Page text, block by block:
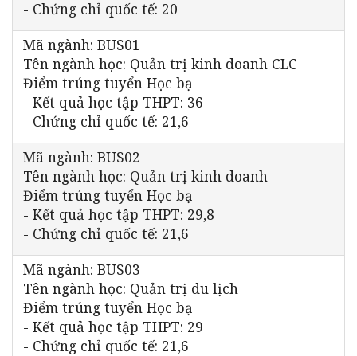
- Chứng chỉ quốc tế: 20
Mã ngành: BUS01
Tên ngành học: Quản trị kinh doanh CLC
Điểm trúng tuyển Học bạ
- Kết quả học tập THPT: 36
- Chứng chỉ quốc tế: 21,6
Mã ngành: BUS02
Tên ngành học: Quản trị kinh doanh
Điểm trúng tuyển Học bạ
- Kết quả học tập THPT: 29,8
- Chứng chỉ quốc tế: 21,6
Mã ngành: BUS03
Tên ngành học: Quản trị du lịch
Điểm trúng tuyển Học bạ
- Kết quả học tập THPT: 29
- Chứng chỉ quốc tế: 21,6